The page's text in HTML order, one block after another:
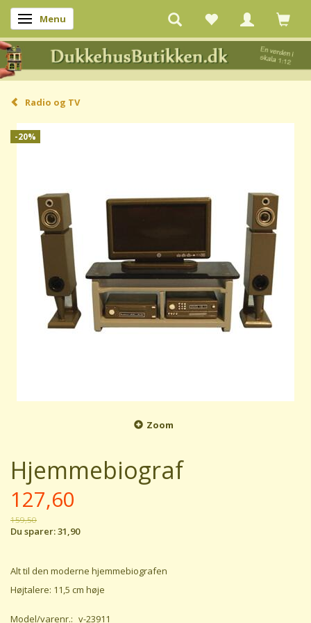
Skifte navigation
Menu
Radio og TV
-20%
Zoom
Hjemmebiograf
127,60
159,50
Du sparer:31,90
Alt til den moderne hjemmebiografen
Højtalere: 11,5 cm høje
Model/varenr.: v-23911